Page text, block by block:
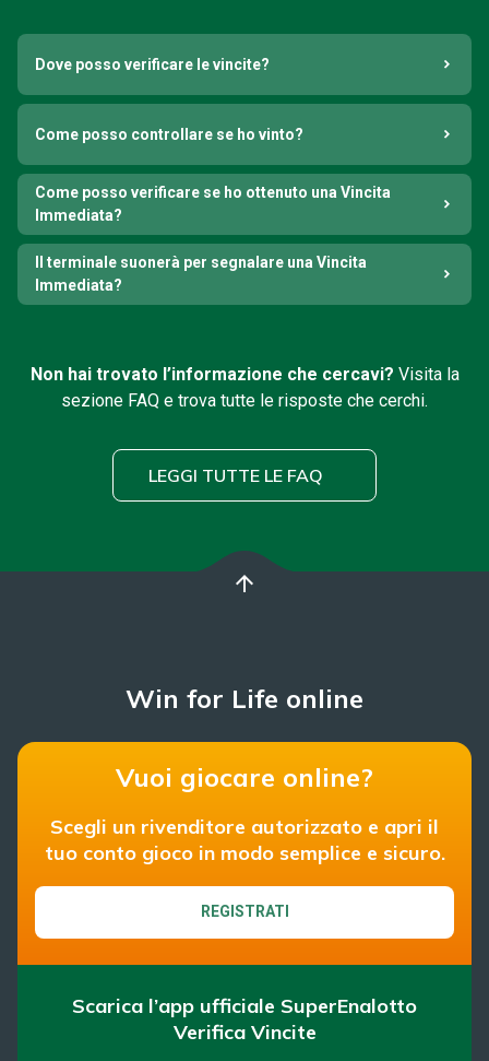
Dove posso verificare le vincite?
Come posso controllare se ho vinto?
Come posso verificare se ho ottenuto una Vincita
Immediata?
Il terminale suonerà per segnalare una Vincita
Immediata?
Non hai trovato l’informazione che cercavi? Visita la
sezione FAQ e trova tutte le risposte che cerchi.
LEGGI TUTTE LE FAQ
arrow_upward
Win for Life online
Vuoi giocare online?
Scegli un rivenditore autorizzato e apri il
tuo conto gioco in modo semplice e sicuro.
REGISTRATI
Scarica l’app ufficiale SuperEnalotto
Verifica Vincite